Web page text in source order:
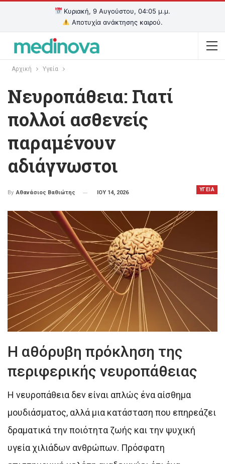
Κυριακή, 9 Αυγούστου, 04:05 μ.μ.
Αποτυχία ανάκτησης καιρού.
Αρχική Υγεία
Νευροπάθεια: Γιατί
πολλοί ασθενείς
παραμένουν
αδιάγνωστοι
ΥΓΕΙΑ
By Αθανάσιος Βαθιώτης ΙΟΥ 14, 2026
Η αθόρυβη πρόκληση της
περιφερικής νευροπάθειας
Η νευροπάθεια δεν είναι απλώς ένα αίσθημα
μουδιάσματος, αλλά μια κατάσταση που επηρεάζει
δραματικά την ποιότητα ζωής και την ψυχική
υγεία χιλιάδων ανθρώπων. Πρόσφατη